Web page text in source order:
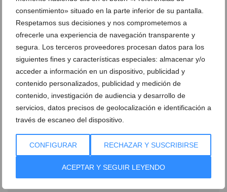
consentimiento» situado en la parte inferior de su pantalla.
Respetamos sus decisiones y nos comprometemos a
ofrecerle una experiencia de navegación transparente y
segura. Los terceros proveedores procesan datos para los
siguientes fines y características especiales: almacenar y/o
acceder a información en un dispositivo, publicidad y
contenido personalizados, publicidad y medición de
contenido, investigación de audiencia y desarrollo de
servicios, datos precisos de geolocalización e identificación a
través de escaneo del dispositivo.
CONFIGURAR RECHAZAR Y SUSCRIBIRSE
ACEPTAR Y SEGUIR LEYENDO
Disfruta del mejor sabor del Mediterráneo a bordo
del Restaurante Mena
15 de octubre de 2019